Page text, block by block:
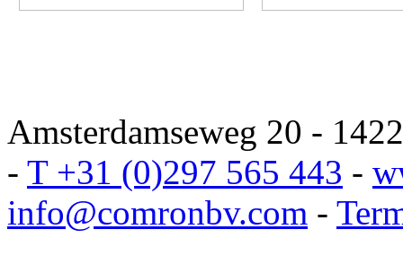
Amsterdamseweg 20 -
- T +31 (0)297 565 443 -
info@comronbv.com -